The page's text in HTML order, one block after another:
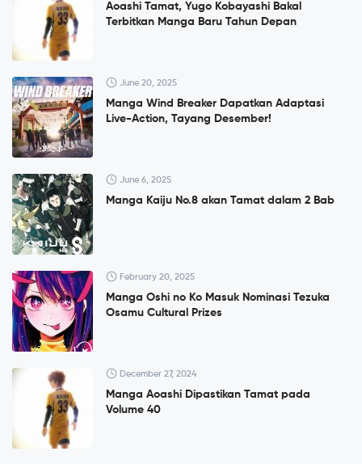
Aoashi Tamat, Yugo Kobayashi Bakal
Terbitkan Manga Baru Tahun Depan
June 20, 2025
Manga Wind Breaker Dapatkan Adaptasi
Live-Action, Tayang Desember!
June 6, 2025
Manga Kaiju No.8 akan Tamat dalam 2 Bab
February 20, 2025
Manga Oshi no Ko Masuk Nominasi Tezuka
Osamu Cultural Prizes
December 27, 2024
Manga Aoashi Dipastikan Tamat pada
Volume 40